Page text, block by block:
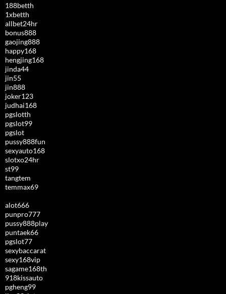
188betth
1xbetth
allbet24hr
bonus888
gaojing888
happy168
hengjing168
jinda44
jin55
jin888
joker123
judhai168
pgslotth
pgslot99
pgslot
pussy888fun
sexyauto168
slotxo24hr
st99
tangtem
temmax69
alot666
punpro777
pussy888play
puntaek66
pgslot77
sexybaccarat
sexy168vip
sagame168th
918kissauto
pgheng99